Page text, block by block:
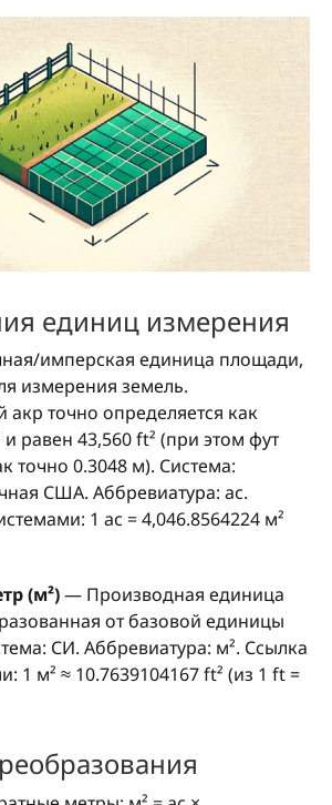
единиц измерения
имперская единица площади,
измерения земель.
точно определяется как
и равен 43,560 ft² (при этом фут
точно 0.3048 м). Система:
США. Аббревиатура: ac.
1 ac = 4,046.8564224 м²
(м²)— Производная единица
от базовой единицы
СИ. Аббревиатура: м². Ссылка
1 м² ≈ 10.7639104167 ft² (из 1 ft =